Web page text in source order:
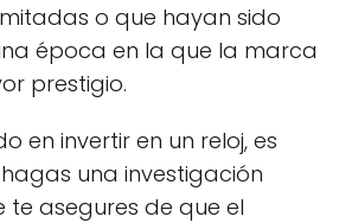
o que hayan sido
época en la que la marca
prestigio.
en invertir en un reloj, es
una investigación
te asegures de que el